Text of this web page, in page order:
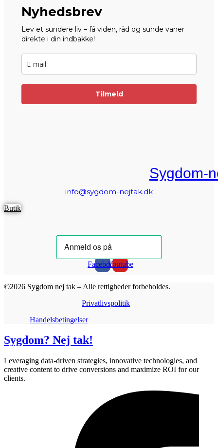
Nyhedsbrev
Lev et sundere liv – få viden, råd og sunde vaner
direkte i din indbakke!
Tilmeld
Sygdom-
info@sygdom-nejtak.dk
Butik
FacebookYoutube
©2026 Sygdom nej tak – Alle rettigheder forbeholdes.
Privatlivspolitik
Handelsbetingelser
Sygdom? Nej tak!
Leveraging data-driven strategies, innovative technologies, and
creative content to drive conversions and maximize ROI for our
clients.